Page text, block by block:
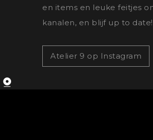
en items en leuke feitjes
kanalen, en blijf up to date!
Atelier 9 op Instagram